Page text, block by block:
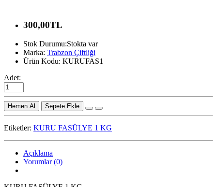
300,00TL
Stok Durumu:Stokta var
Marka: Trabzon Çiftliği
Ürün Kodu: KURUFAS1
Adet:
Sepete Ekle
Etiketler: KURU FASÜLYE 1 KG
Açıklama
Yorumlar (0)